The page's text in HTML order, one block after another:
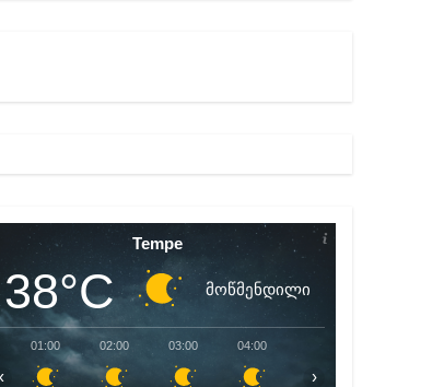
Tempe
38°C მოწმენდილი
01:00 02:00 03:00 04:00
‹ ›